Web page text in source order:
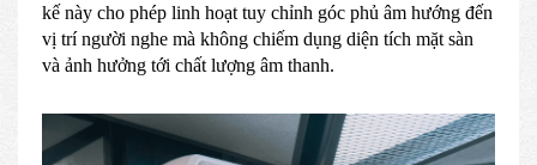
kế này cho phép linh hoạt tuy chỉnh góc phủ âm hướng đến
vị trí người nghe mà không chiếm dụng diện tích mặt sàn
và ảnh hưởng tới chất lượng âm thanh.